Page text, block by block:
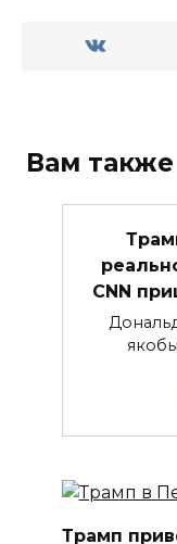
Вам
CNN
Трамп